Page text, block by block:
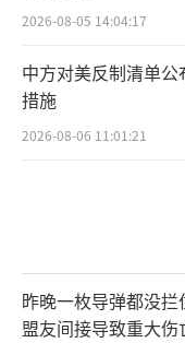
2026-08-05 14:04:17
中方对美反制清单
措施
2026-08-06 11:01:21
昨晚一枚导弹都没
盟友间接导致重大